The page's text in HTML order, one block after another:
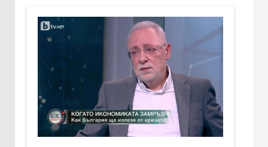
Социален диалог
Арбитражен съд
Проекти